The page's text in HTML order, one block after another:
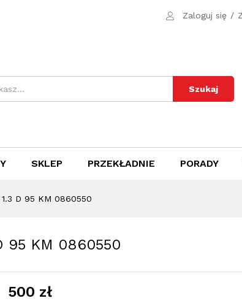
Zaloguj się /
Szukaj
SKLEP PRZEKŁADNIE PORADY
D 95 KM 0860550
95 KM 0860550
500 zł